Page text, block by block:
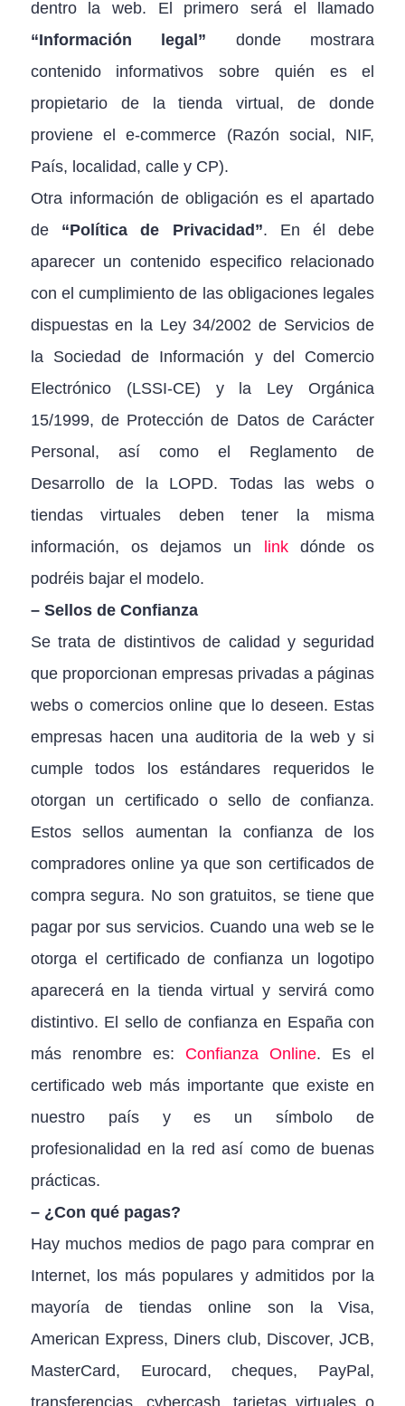
dentro la web. El primero será el llamado
“Información legal” donde mostrara
contenido informativos sobre quién es el
propietario de la tienda virtual, de donde
proviene el e-commerce (Razón social, NIF,
País, localidad, calle y CP).
Otra información de obligación es el apartado
de “Política de Privacidad”. En él debe
aparecer un contenido especifico relacionado
con el cumplimiento de las obligaciones legales
dispuestas en la Ley 34/2002 de Servicios de
la Sociedad de Información y del Comercio
Electrónico (LSSI-CE) y la Ley Orgánica
15/1999, de Protección de Datos de Carácter
Personal, así como el Reglamento de
Desarrollo de la LOPD. Todas las webs o
tiendas virtuales deben tener la misma
información, os dejamos un linkdónde os
podréis bajar el modelo.
– Sellos de Confianza
Se trata de distintivos de calidad y seguridad
que proporcionan empresas privadas a páginas
webs o comercios online que lo deseen. Estas
empresas hacen una auditoria de la web y si
cumple todos los estándares requeridos le
otorgan un certificado o sello de confianza.
Estos sellos aumentan la confianza de los
compradores online ya que son certificados de
compra segura. No son gratuitos, se tiene que
pagar por sus servicios. Cuando una web se le
otorga el certificado de confianza un logotipo
aparecerá en la tienda virtual y servirá como
distintivo. El sello de confianza en España con
más renombre es: Confianza Online. Es el
certificado web más importante que existe en
nuestro país y es un símbolo de
profesionalidad en la red así como de buenas
prácticas.
– ¿Con qué pagas?
Hay muchos medios de pago para comprar en
Internet, los más populares y admitidos por la
mayoría de tiendas online son la Visa,
American Express, Diners club, Discover, JCB,
MasterCard, Eurocard, cheques, PayPal,
transferencias, cybercash, tarjetas virtuales o